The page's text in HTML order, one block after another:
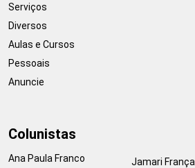
Serviços
Diversos
Aulas e Cursos
Pessoais
Anuncie
Colunistas
Ana Paula Franco
Jamari França